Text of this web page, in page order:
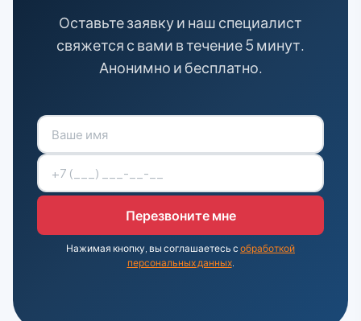
Оставьте заявку и наш специалист
свяжется с вами в течение 5 минут.
Анонимно и бесплатно.
Нажимая кнопку, вы соглашаетесь с обработкой
персональных данных.